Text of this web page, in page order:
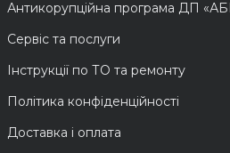
Антикорупційна програма ДП
Сервіс та послуги
Інструкції по ТО та ремонту
Політика конфіденційності
Доставка і оплата